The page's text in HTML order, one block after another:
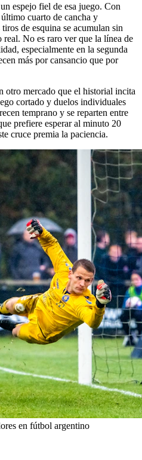
espejo fiel de esa juego. Con
cuarto de cancha y
de esquina se acumulan sin
real. No es raro ver que la línea de
especialmente en la segunda
más por cansancio que por
otro mercado que el historial incita
cortado y duelos individuales
temprano y se reparten entre
prefiere esperar al minuto 20
cruce premia la paciencia.
en fútbol argentino